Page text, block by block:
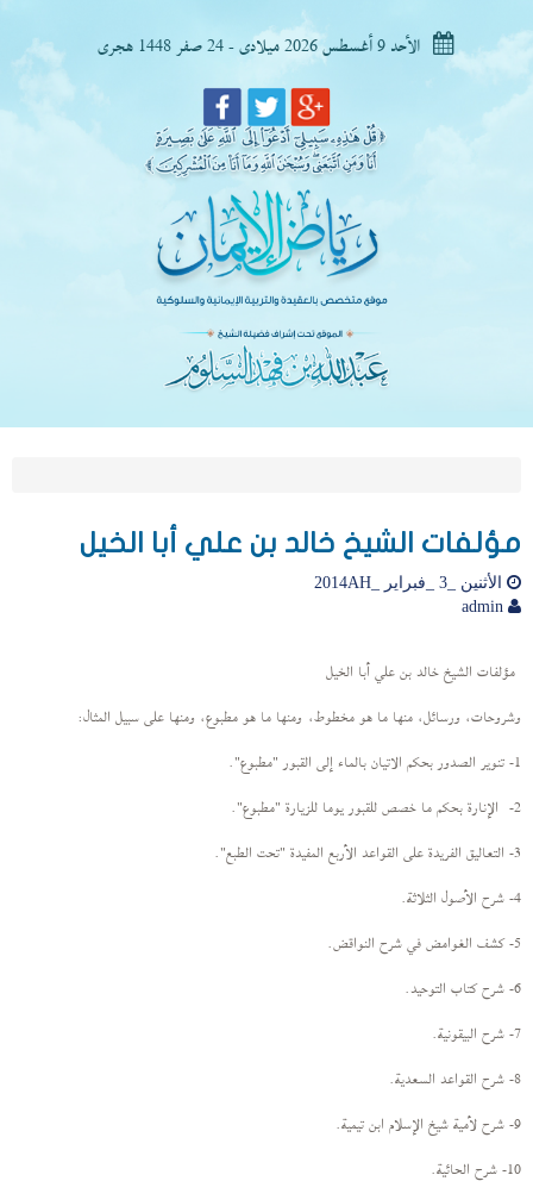
الأحد 9 أغسطس 2026 ميلادى - 24 صفر 1448 هجرى
مؤلفات الشيخ خالد بن علي أبا الخيل
الأثنين _3 _فبراير _2014AH
مؤلفات الشيخ خالد بن علي أبا الخيل
وشروحات، ورسائل، منها ما هو مخطوط، ومنها ما هو مطبوع، ومنها على سبيل المثال:
1- تنوير الصدور بحكم الاتيان بالماء إلى القبور "مطبوع".
2- الإنارة بحكم ما خصص للقبور يوما للزيارة "مطبوع".
3- التعاليق الفريدة على القواعد الأربع المفيدة "تحت الطبع".
4- شرح الأصول الثلاثة.
5- كشف الغوامض في شرح النواقض.
6- شرح كتاب التوحيد.
7- شرح البيقونية.
8- شرح القواعد السعدية.
9- شرح لأمية شيخ الإسلام ابن تيمية.
10- شرح الحائية.